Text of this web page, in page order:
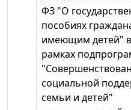
ФЗ "О
пособиях
имеющим детей" в
рамках
социальной
семьи и детей"